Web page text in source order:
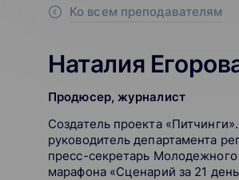
Ко всем преподавателям
Наталия
Продюсер, журналист
Создатель проекта
руководитель департамента
пресс-секретарь
марафона «Сценарий за 21